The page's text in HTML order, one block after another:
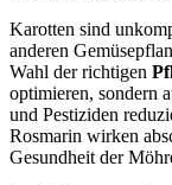
Karotten sind
anderen
Wahl der richtigen
optimieren, sondern
und Pestiziden
Rosmarin wirken
Gesundheit der